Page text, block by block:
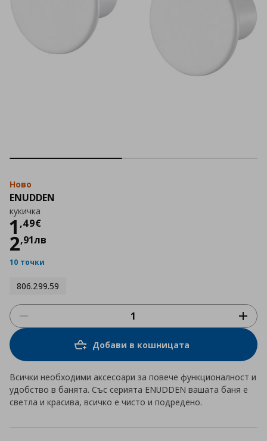
Ново
ENUDDEN
кукичка
1 ,49€
Цена
2,91лв
10 точки
806.299.59
Добави в кошницата
Всички необходими аксесоари за повече функционалност и
удобство в банята. Със серията ENUDDEN вашата баня е
светла и красива, всичко е чисто и подредено.